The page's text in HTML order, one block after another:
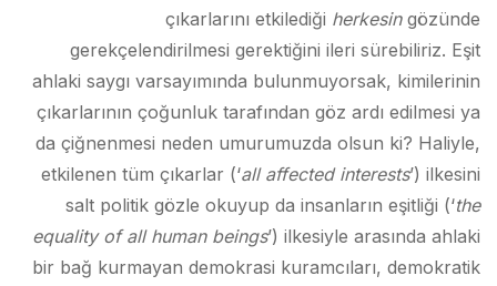
çıkarlarını etkilediği herkesingözünde
gerekçelendirilmesi gerektiğini ileri sürebiliriz. Eşit
ahlaki saygı varsayımında bulunmuyorsak, kimilerinin
çıkarlarının çoğunluk tarafından göz ardı edilmesi ya
da çiğnenmesi neden umurumuzda olsun ki? Haliyle,
etkilenen tüm çıkarlar (‘all affected interests’) ilkesini
salt politik gözle okuyup da insanların eşitliği (‘the
equality of all human beings’) ilkesiyle arasında ahlaki
bir bağ kurmayan demokrasi kuramcıları, demokratik